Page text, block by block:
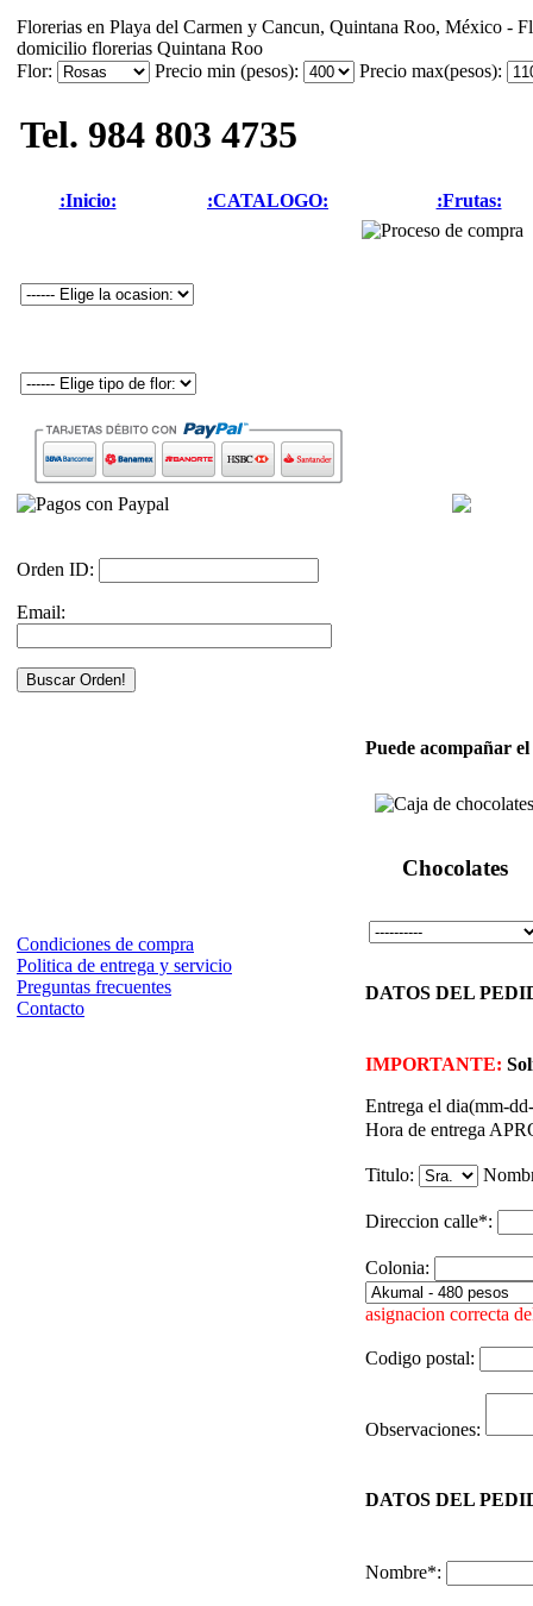
Florerias en Playa del Carmen y Cancun, Quintana Roo, México -
domicilio florerias Quintana Roo
Flor:
Precio min (pesos): Precio max(pesos):
Tel. 984 803 4735
:Inicio: :CATALOGO: :Frutas:
Orden ID:
Email:
Condiciones de compra
Politica de entrega y servicio
Preguntas frecuentes
Contacto
Puede acompañar
Chocolates
DATOS DEL
IMPORTANTE:
Entrega el dia(mm-
Hora de entrega
Titulo:
Direccion calle*:
Colonia:
asignacion correcta
Codigo postal:
Observaciones:
DATOS DEL
Nombre*: